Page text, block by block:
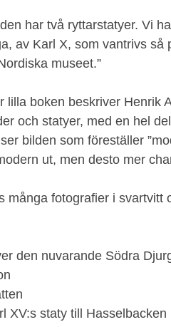
har två ryttarstatyer. Vi
av Karl X, som vantrivs
museet.”
lilla boken beskriver Henrik
och statyer, med en hel
bilden som föreställer
ut, men desto mer
många fotografier i svartvitt
den nuvarande Södra
XV:s staty till Hasselbacken